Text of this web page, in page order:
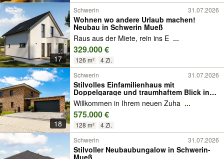
17
Schwerin 31.07.2026
Wohnen wo andere Urlaub machen!
Neubau in Schwerin Mueß
Raus aus der Miete, rein ins E ...
329.000 €
126 m² 4 Zi.
18
Schwerin 31.07.2026
Stilvolles Einfamilienhaus mit
Doppelgarage und traumhaftem Blick ins
Grüne
Willkommen in Ihrem neuen Zuha ...
575.000 €
128 m² 4 Zi.
Schwerin 31.07.2026
Stilvoller Neubaubungalow in Schwerin-
Mueß